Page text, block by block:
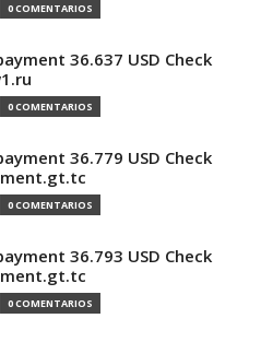
0 COMENTARIOS
36.637 USD Check
0 COMENTARIOS
36.779 USD Check
0 COMENTARIOS
36.793 USD Check
0 COMENTARIOS